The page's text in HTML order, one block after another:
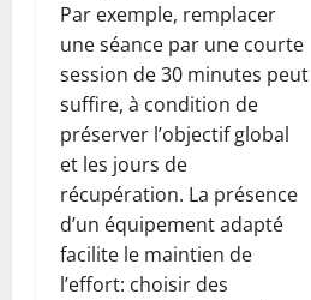
Par exemple, remplacer
une séance par une courte
session de 30 minutes peut
suffire, à condition de
préserver l’objectif global
et les jours de
récupération. La présence
d’un équipement adapté
facilite le maintien de
l’effort: choisir des